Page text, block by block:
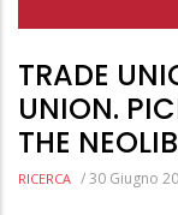
TRADE
UNION.
THE
RICERCA /30 Giugno